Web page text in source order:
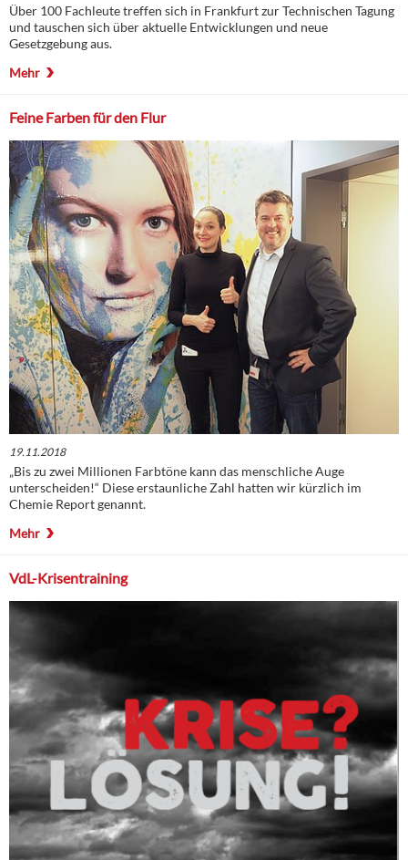
Über 100 Fachleute treffen sich in Frankfurt zur Technischen Tagung
und tauschen sich über aktuelle Entwicklungen und neue
Gesetzgebung aus.
Mehr
Feine Farben für den Flur
19.11.2018
„Bis zu zwei Millionen Farbtöne kann das menschliche Auge
unterscheiden!“ Diese erstaunliche Zahl hatten wir kürzlich im
Chemie Report genannt.
Mehr
VdL-Krisentraining